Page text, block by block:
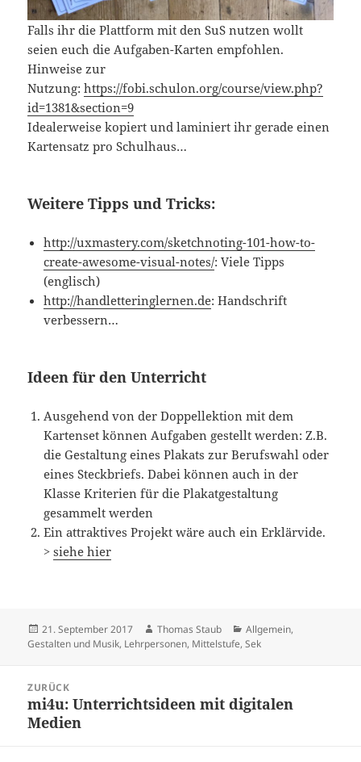
Falls ihr die Plattform mit den SuS nutzen wollt
seien euch die Aufgaben-Karten empfohlen.
Hinweise zur
Nutzung:https://fobi.schulon.org/course/view.php?
id=1381&section=9
Idealerweise kopiert und laminiert ihr gerade einen
Kartensatz pro Schulhaus…
Weitere Tipps und Tricks:
http://uxmastery.com/sketchnoting-101-how-to-
create-awesome-visual-notes/: Viele Tipps
(englisch)
http://handletteringlernen.de: Handschrift
verbessern…
Ideen für den Unterricht
Ausgehend von der Doppellektion mit dem
Kartenset können Aufgaben gestellt werden: Z.B.
die Gestaltung eines Plakats zur Berufswahl oder
eines Steckbriefs. Dabei können auch in der
Klasse Kriterien für die Plakatgestaltung
gesammelt werden
Ein attraktives Projekt wäre auch ein Erklärvide.
>siehe hier
Veröffentlicht
am
21. September 2017 Autor
Thomas Staub Kategorien
Allgemein,
Gestalten und Musik, Lehrpersonen, Mittelstufe,Sek
ZURÜCK
Vorheriger
Beitrag:
mi4u: Unterrichtsideen mit digitalen
Medien